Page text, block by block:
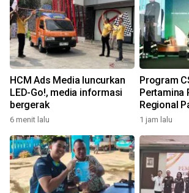
HCM Ads Media luncurkan
LED-Go!, media informasi
bergerak
6 menit lalu
Program
Pertamina
Regional
5
1 jam lalu